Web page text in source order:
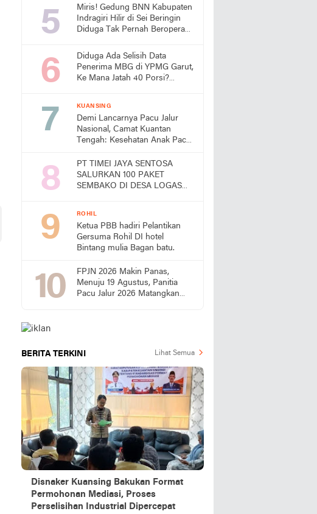
Miris! Gedung BNN Kabupaten
Indragiri Hilir di Sei Beringin
Diduga Tak Pernah Beroperasi,
Pemanfaatan Aset Negara
Diduga Ada Selisih Data
Penerima MBG di YPMG Garut,
Ke Mana Jatah 40 Porsi?
KUANSING
Demi Lancarnya Pacu Jalur
Nasional, Camat Kuantan
Tengah: Kesehatan Anak Pacu
PT TIMEI JAYA SENTOSA
SALURKAN 100 PAKET
SEMBAKO DI DESA LOGAS
ROHIL
Ketua PBB hadiri Pelantikan
Gersuma Rohil DI hotel
Bintang mulia Bagan batu.
FPJN 2026 Makin Panas,
Menuju 19 Agustus, Panitia
Pacu Jalur 2026 Matangkan
BERITA TERKINI Lihat Semua
Disnaker Kuansing Bakukan Format
Permohonan Mediasi, Proses
Perselisihan Industrial Dipercepat